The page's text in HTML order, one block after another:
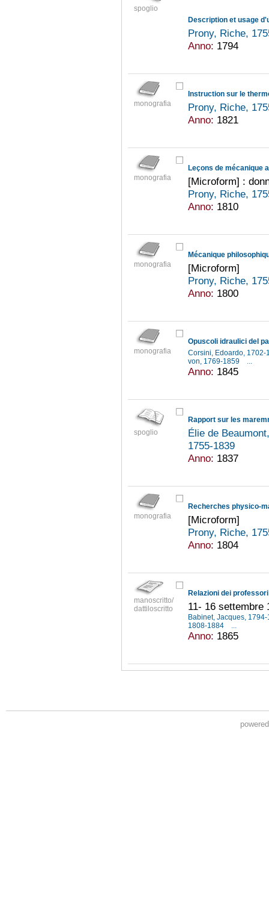
spoglio
Prony, Riche,
Anno: 1794
monografia
Prony, Riche,
Anno: 1821
monografia
Leçons de mécanique
[Microform] :
Prony, Riche,
Anno: 1810
monografia
[Microform]
Prony, Riche,
Anno: 1800
monografia
Corsini, Edoardo,
von, 1769-1859
Anno: 1845
spoglio
Élie de
1755-1839
Anno: 1837
monografia
[Microform]
Prony, Riche,
Anno: 1804
manoscritto/
dattiloscritto
11- 16 settembre
Babinet, Jacques,
1808-1884
Anno: 1865